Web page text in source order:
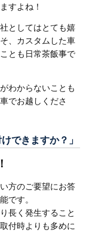
すよね！
としてはとても嬉
、カスタムした車
とも日常茶飯事で
わからないことも
でお越しくださ
できますか？」
方のご要望にお答
です。
長く発生すること
付時よりも多めに